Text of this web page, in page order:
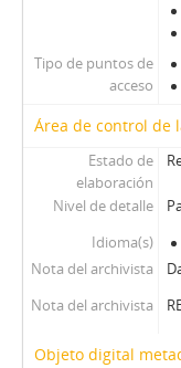
Tipo de puntos de
acceso
Área de control de
Estado de
elaboración
Nivel de detalle
Idioma(s)
Nota del archivista
Nota del archivista
Objeto digital